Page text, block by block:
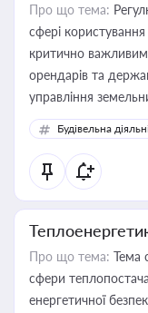
Про що тема:
сфері
критично важливим
орендарів та
управління
Будівельна
Про що тема: Тема
сфери
енергетичної